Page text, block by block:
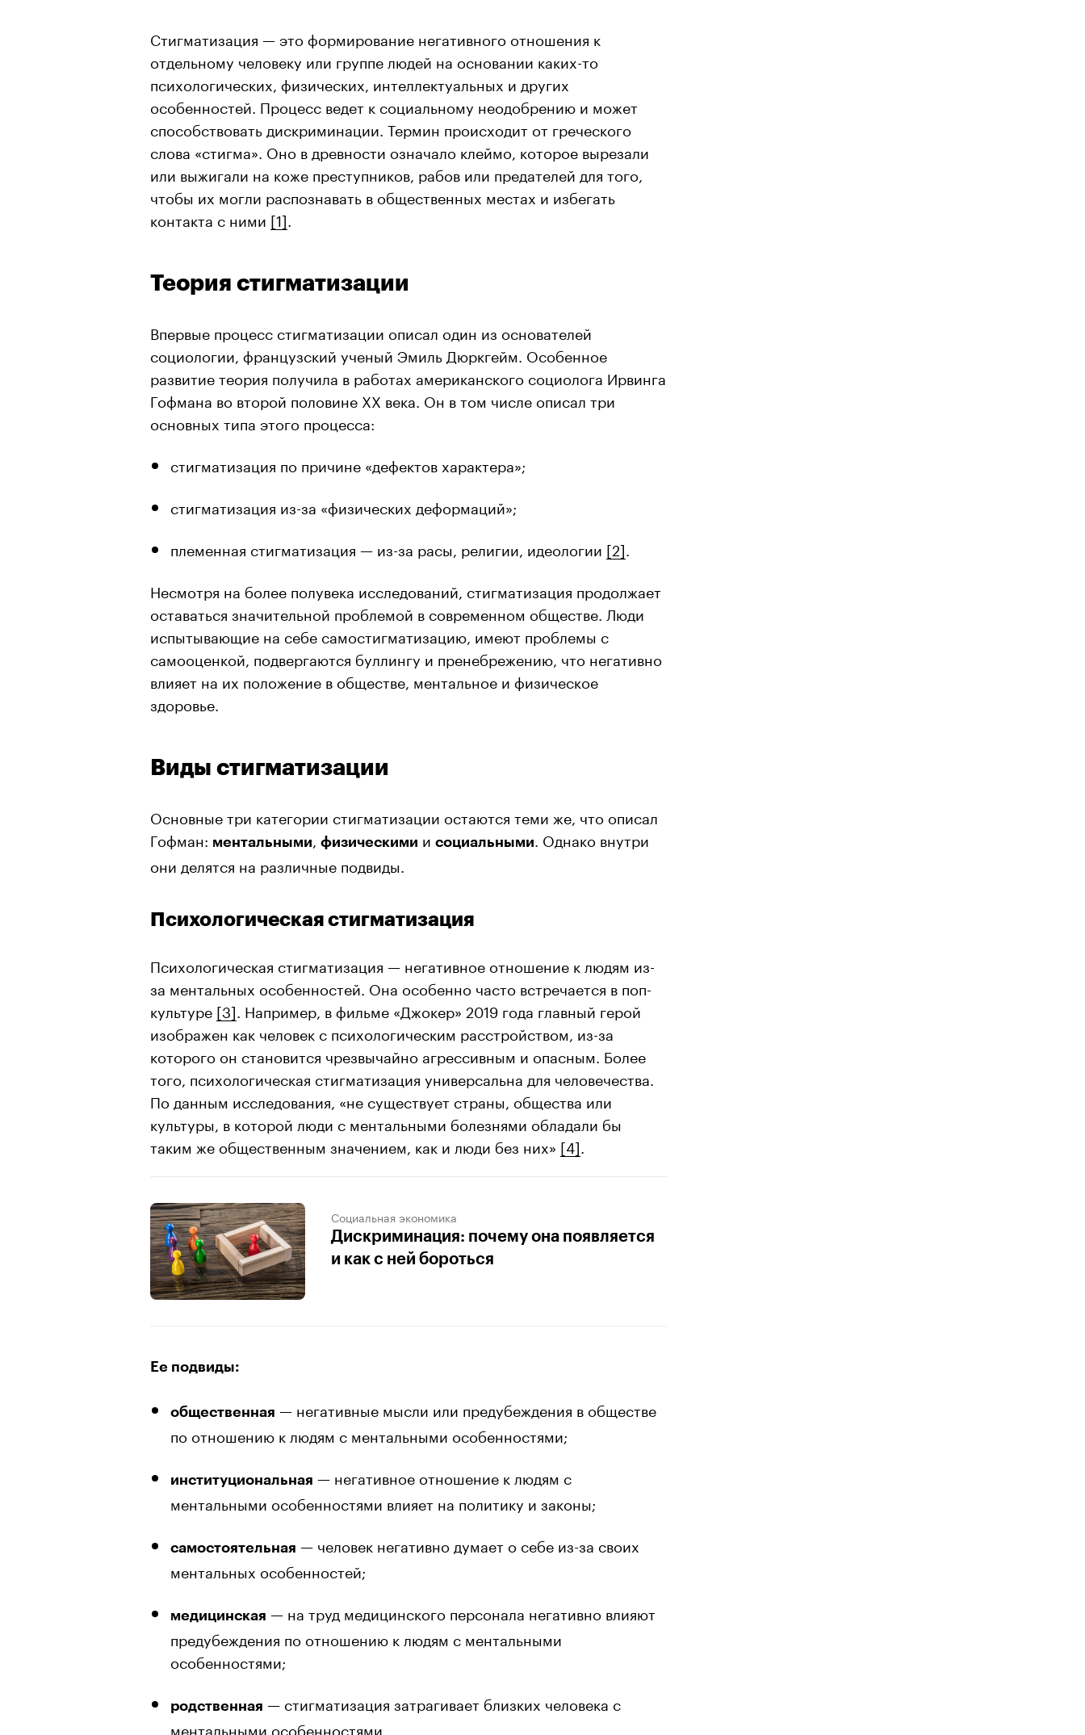
Стигматизация — это формирование негативного отношения к
отдельному человеку или группе людей на основании каких-то
психологических, физических, интеллектуальных и других
особенностей. Процесс ведет к социальному неодобрению и может
способствовать дискриминации. Термин происходит от греческого
слова «стигма». Оно в древности означало клеймо, которое вырезали
или выжигали на коже преступников, рабов или предателей для того,
чтобы их могли распознавать в общественных местах и избегать
контакта с ними [1]
Теория стигматизации
Впервые процесс стигматизации описал один из основателей
социологии, французский ученый Эмиль Дюркгейм. Особенное
развитие теория получила в работах американского социолога Ирвинга
Гофмана во второй половине ХХ века. Он в том числе описал три
основных типа этого процесса:
стигматизация по причине «дефектов характера»;
стигматизация из-за «физических деформаций»;
племенная стигматизация — из-за расы, религии, идеологии [2]
Несмотря на более полувека исследований, стигматизация продолжает
оставаться значительной проблемой в современном обществе. Люди
испытывающие на себе самостигматизацию, имеют проблемы с
самооценкой, подвергаются буллингу и пренебрежению, что негативно
влияет на их положение в обществе, ментальное и физическое
здоровье.
Виды стигматизации
Основные три категории стигматизации остаются теми же, что описал
Гофман: ментальными физическими и социальными
. Однако внутри
они делятся на различные подвиды.
Психологическая стигматизация
Психологическая стигматизация — негативное отношение к людям из-
за ментальных особенностей. Она особенно часто встречается в поп-
культуре [3] . Например, в фильме «Джокер» 2019 года главный герой
изображен как человек с психологическим расстройством, из-за
которого он становится чрезвычайно агрессивным и опасным. Более
того, психологическая стигматизация универсальна для человечества.
По данным исследования, «не существует страны, общества или
культуры, в которой люди с ментальными болезнями обладали бы
таким же общественным значением, как и люди без них» [4]
Социальная экономика
Дискриминация: почему она появляется
и как с ней бороться
Ее подвиды:
общественная — негативные мысли или предубеждения в обществе
по отношению к людям с ментальными особенностями;
институциональная — негативное отношение к людям с
ментальными особенностями влияет на политику и законы;
самостоятельная — человек негативно думает о себе из-за своих
ментальных особенностей;
медицинская — на труд медицинского персонала негативно влияют
предубеждения по отношению к людям с ментальными
особенностями;
родственная — стигматизация затрагивает близких человека с
ментальными особенностями.